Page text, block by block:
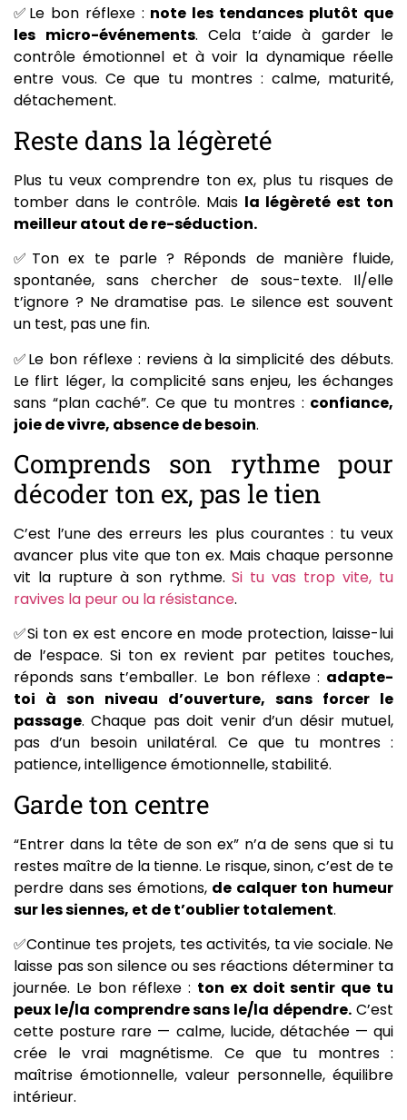
✅Le bon réflexe : note les tendances plutôt que
les micro-événements. Cela t’aide à garder le
contrôle émotionnel et à voir la dynamique réelle
entre vous. Ce que tu montres : calme, maturité,
détachement.
Reste dans la légèreté
Plus tu veux comprendre ton ex, plus tu risques de
tomber dans le contrôle. Mais la légèreté est ton
meilleur atout de re-séduction.
✅Ton ex te parle ? Réponds de manière fluide,
spontanée, sans chercher de sous-texte. Il/elle
t’ignore ? Ne dramatise pas. Le silence est souvent
un test, pas une fin.
✅Le bon réflexe : reviens à la simplicité des débuts.
Le flirt léger, la complicité sans enjeu, les échanges
sans “plan caché”. Ce que tu montres : confiance,
joie de vivre, absence de besoin.
Comprends son rythme pour
décoder ton ex, pas le tien
C’est l’une des erreurs les plus courantes : tu veux
avancer plus vite que ton ex. Mais chaque personne
vit la rupture à son rythme.Si tu vas trop vite, tu
ravives la peur ou la résistance.
✅Si ton ex est encore en mode protection, laisse-lui
de l’espace. Si ton ex revient par petites touches,
réponds sans t’emballer. Le bon réflexe : adapte-
toi à son niveau d’ouverture, sans forcer le
passage. Chaque pas doit venir d’un désir mutuel,
pas d’un besoin unilatéral. Ce que tu montres :
patience, intelligence émotionnelle, stabilité.
Garde ton centre
“Entrer dans la tête de son ex” n’a de sens que si tu
restes maître de la tienne. Le risque, sinon, c’est de te
perdre dans ses émotions, de calquer ton humeur
sur les siennes, et de t’oublier totalement.
✅Continue tes projets, tes activités, ta vie sociale. Ne
laisse pas son silence ou ses réactions déterminer ta
journée. Le bon réflexe : ton ex doit sentir que tu
peux le/la comprendre sans le/la dépendre. C’est
cette posture rare — calme, lucide, détachée — qui
crée le vrai magnétisme. Ce que tu montres :
maîtrise émotionnelle, valeur personnelle, équilibre
intérieur.